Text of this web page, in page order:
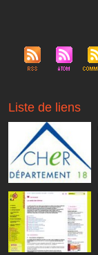
Liste de liens